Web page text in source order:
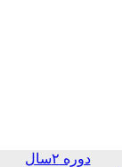
دوره ۲سال